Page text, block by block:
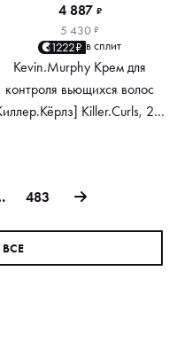
4 887 ₽
5 430 ₽
1222₽ в сплит
Kevin.Murphy Крем для
контроля вьющихся волос
Killer.Curls, 200
483